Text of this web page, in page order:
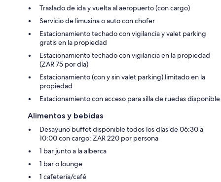
Traslado de ida y vuelta al aeropuerto (con cargo)
Servicio de limusina o auto con chofer
Estacionamiento techado con vigilancia y valet parking
gratis en la propiedad
Estacionamiento techado con vigilancia en la propiedad
(ZAR 75 por día)
Estacionamiento (con y sin valet parking) limitado en la
propiedad
Estacionamiento con acceso para silla de ruedas disponible
Alimentos y bebidas
Desayuno buffet disponible todos los días de 06:30 a
10:00 con cargo: ZAR 220 por persona
1 bar junto a la alberca
1 bar o lounge
1 cafetería/café